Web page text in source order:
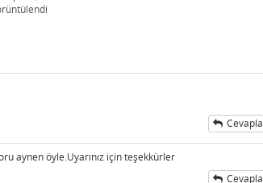
Cevapla
aynen öyle.Uyarınız için teşekkürler
Cevapla